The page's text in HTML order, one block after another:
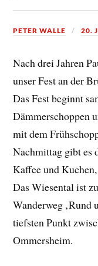
PETER WALLE 20.
Nach drei Jahren
unser Fest an der
Das Fest beginnt
Dämmerschoppen
mit dem
Nachmittag gibt es
Kaffee und
Das Wiesental ist
Wanderweg ‚Rund
tiefsten Punkt
Ommersheim.